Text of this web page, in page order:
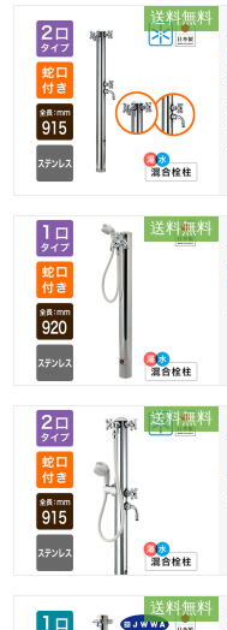
送料無料
送料無料
送料無料
送料無料